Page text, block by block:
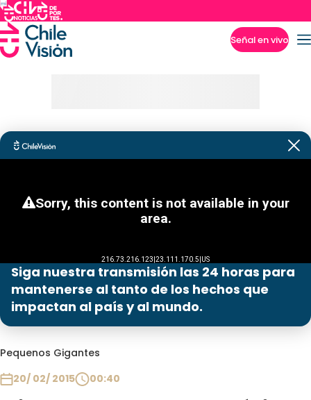
Señal en vivo
Siga nuestra transmisión las 24 horas para
mantenerse al tanto de los hechos que
impactan al país y al mundo.
Pequenos Gigantes
20/ 02/ 2015
00:40
Programas
Club De La Comedia
Contigo en Directo
Plan Perfecto